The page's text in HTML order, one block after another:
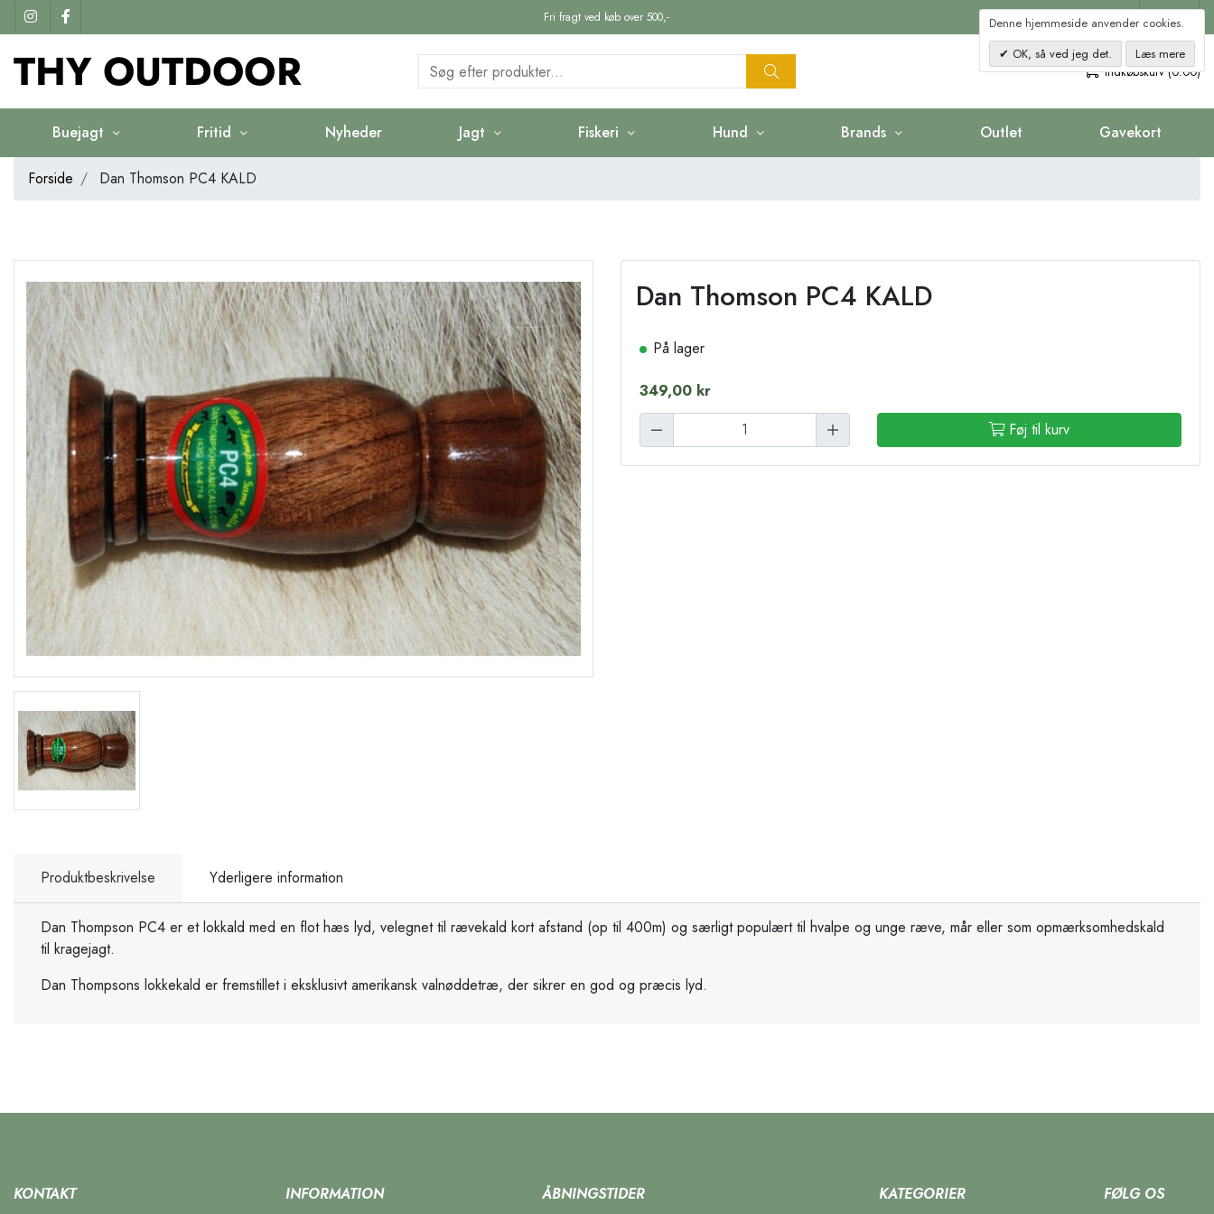
Fri fragt ved køb over 500,- Kontakt
0
Indkøbskurv (0.00)
Buejagt Fritid Nyheder Jagt Fiskeri Hund Brands Outlet Gavekort
Forside Dan Thomson PC4 KALD
Dan Thomson PC4 KALD
På lager
349,00 kr
Føj til kurv
Produktbeskrivelse Yderligere information
Dan Thompson PC4 er et lokkald med en flot hæs lyd, velegnet til rævekald kort afstand (op til 400m) og særligt populært til hvalpe og unge ræve, mår eller som opmærksomhedskald
til kragejagt.
Dan Thompsons lokkekald er fremstillet i eksklusivt amerikansk valnøddetræ, der sikrer en god og præcis lyd.
KONTAKT INFORMATION ÅBNINGSTIDER KATEGORIER FØLG OS
Denne hjemmeside anvender cookies.
OK, så ved jeg det.
Læs mere